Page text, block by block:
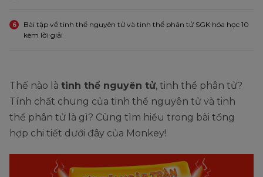
6
Bài tập về tinh thể nguyên tử và tinh thể phân tử SGK hóa học 10
kèm lời giải
Thế nào là tinh thể nguyên tử, tinh thể phân tử?
Tính chất chung của tinh thể nguyên tử và tinh
thể phân tử là gì? Cùng tìm hiểu trong bài tổng
hợp chi tiết dưới đây của Monkey!